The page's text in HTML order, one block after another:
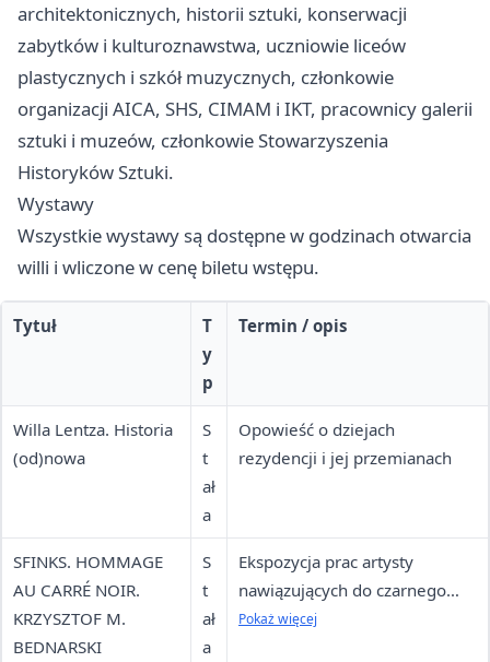
architektonicznych, historii sztuki, konserwacji
zabytków i kulturoznawstwa, uczniowie liceów
plastycznych i szkół muzycznych, członkowie
organizacji AICA, SHS, CIMAM i IKT, pracownicy galerii
sztuki i muzeów, członkowie Stowarzyszenia
Historyków Sztuki.
Wystawy
Wszystkie wystawy są dostępne w godzinach otwarcia
willi i wliczone w cenę biletu wstępu.
Tytuł
T
y
p
Termin / opis
Willa Lentza. Historia
(od)nowa
S
t
ał
a
Opowieść o dziejach
rezydencji i jej przemianach
SFINKS. HOMMAGE
AU CARRÉ NOIR.
KRZYSZTOF M.
BEDNARSKI
S
t
ał
a
Ekspozycja prac artysty
nawiązujących do czarnego
kwadratu Malewicza
Pokaż więcej